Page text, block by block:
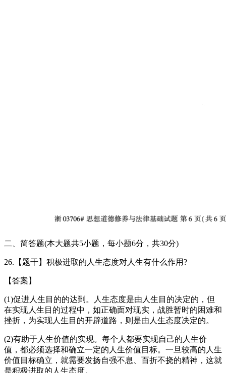
二、简答题(本大题共5小题，每小题6分，共30分)
26.【题干】积极进取的人生态度对人生有什么作用?
【答案】
(1)促进人生目的的达到。人生态度是由人生目的决定的，但
在实现人生目的过程中，如正确面对现实，战胜暂时的困难和
挫折，为实现人生目的开辟道路，则是由人生态度决定的。
(2)有助于人生价值的实现。每个人都要实现自己的人生价
值，都必须选择和确立一定的人生价值目标。一旦较高的人生
价值目标确立，就需要发扬自强不息、百折不挠的精神，这就
是积极进取的人生态度。